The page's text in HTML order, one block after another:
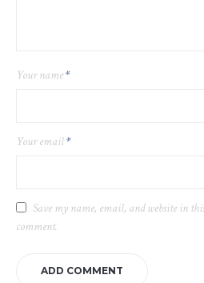
Your name*
Your email*
Save my name, email, and website in
comment.